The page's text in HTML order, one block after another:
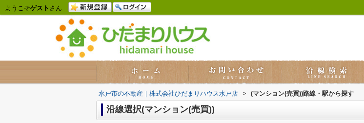
ようこそゲスト さん
水戸市の不動産｜株式会社ひだまりハウス水戸店 > (マンション(売買))路線・駅から探す
沿線選択(マンション(売買))